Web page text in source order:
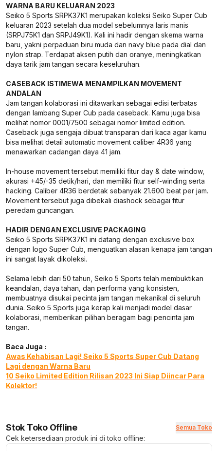
WARNA BARU KELUARAN 2023
Seiko 5 Sports SRPK37K1 merupakan koleksi Seiko Super Cub
keluaran 2023 setelah dua model sebelumnya laris manis
(SRPJ75K1 dan SRPJ49K1). Kali ini hadir dengan skema warna
baru, yakni perpaduan biru muda dan navy blue pada dial dan
nylon strap. Terdapat aksen putih dan oranye, meningkatkan
daya tarik jam tangan secara keseluruhan.
CASEBACK ISTIMEWA MENAMPILKAN MOVEMENT
ANDALAN
Jam tangan kolaborasi ini ditawarkan sebagai edisi terbatas
dengan lambang Super Cub pada caseback. Kamu juga bisa
melihat nomor 0001/7500 sebagai nomor limited edition.
Caseback juga sengaja dibuat transparan dari kaca agar kamu
bisa melihat detail automatic movement caliber 4R36 yang
menawarkan cadangan daya 41 jam.
In-house movement tersebut memiliki fitur day & date window,
akurasi +45/-35 detik/hari, dan memiliki fitur self-winding serta
hacking. Caliber 4R36 berdetak sebanyak 21.600 beat per jam.
Movement tersebut juga dibekali diashock sebagai fitur
peredam guncangan.
HADIR DENGAN EXCLUSIVE PACKAGING
Seiko 5 Sports SRPK37K1 ini datang dengan exclusive box
dengan logo Super Cub, menguatkan alasan kenapa jam tangan
ini sangat layak dikoleksi.
Selama lebih dari 50 tahun, Seiko 5 Sports telah membuktikan
keandalan, daya tahan, dan performa yang konsisten,
membuatnya disukai pecinta jam tangan mekanikal di seluruh
dunia. Seiko 5 Sports juga kerap kali menjadi model dasar
kolaborasi, memberikan pilihan beragam bagi pencinta jam
tangan.
Baca Juga :
Awas Kehabisan Lagi! Seiko 5 Sports Super Cub Datang
Lagi dengan Warna Baru
10 Seiko Limited Edition Rilisan 2023 Ini Siap Diincar Para
Kolektor!
Stok Toko Offline Semua Toko
Cek ketersediaan produk ini di toko offline: